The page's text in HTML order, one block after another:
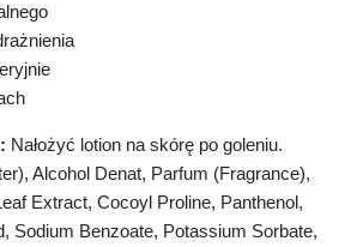
Nałożyć lotion na skórę po goleniu.
Alcohol Denat, Parfum (Fragrance),
Extract, Cocoyl Proline, Panthenol,
Sodium Benzoate, Potassium Sorbate,